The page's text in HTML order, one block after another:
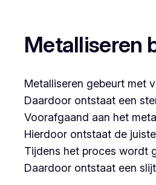
Metalliseren
Metalliseren gebeurt met
Daardoor ontstaat een
Voorafgaand aan het
Hierdoor ontstaat de
Tijdens het proces wordt
Daardoor ontstaat een